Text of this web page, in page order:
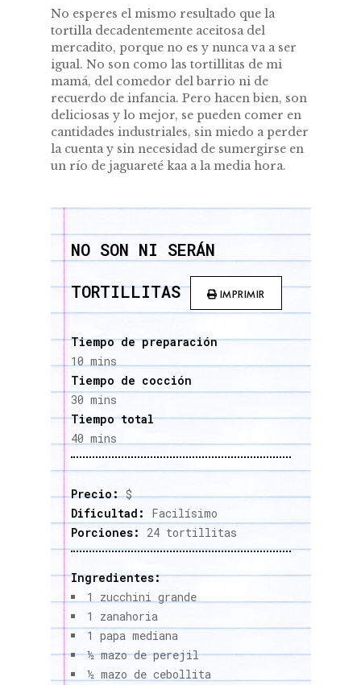
No esperes el mismo resultado que la
tortilla decadentemente aceitosa del
mercadito, porque no es y nunca va a ser
igual. No son como las tortillitas de mi
mamá, del comedor del barrio ni de
recuerdo de infancia. Pero hacen bien, son
deliciosas y lo mejor, se pueden comer en
cantidades industriales, sin miedo a perder
la cuenta y sin necesidad de sumergirse en
un río de jaguareté kaa a la media hora.
NO SON NI SERÁN
TORTILLITAS
IMPRIMIR
Tiempo de preparación
10 mins
Tiempo de cocción
30 mins
Tiempo total
40 mins
Precio:$
Dificultad:
Facilísimo
Porciones:
24 tortillitas
Ingredientes:
1 zucchini grande
1 zanahoria
1 papa mediana
½ mazo de perejil
½ mazo de cebollita